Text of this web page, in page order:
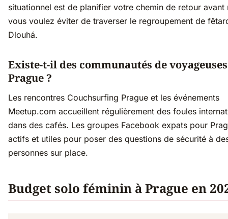
situationnel est de planifier votre chemin de retour avant
vous voulez éviter de traverser le regroupement de
Dlouhá.
Existe-t-il des communautés de
Prague ?
Les rencontres Couchsurfing Prague et les événements
Meetup.com accueillent régulièrement des foules
dans des cafés. Les groupes Facebook expats pour
actifs et utiles pour poser des questions de sécurité à
personnes sur place.
Budget solo féminin à Prague en